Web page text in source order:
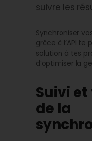
suivre les
Synchroniser
grâce à l’API te
solution à tes
d’optimiser la
Suivi
de la